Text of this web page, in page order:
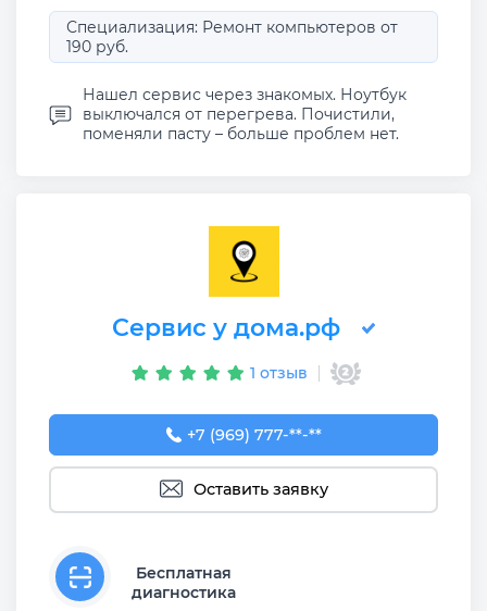
Специализация: Ремонт компьютеров от
190 руб.
Нашел сервис через знакомых. Ноутбук
выключался от перегрева. Почистили,
поменяли пасту – больше проблем нет.
Сервис у дома.рф
1 отзыв
+7 (969) 777-50-55
+7 (969) 777-**-**
Оставить заявку
Бесплатная
диагностика